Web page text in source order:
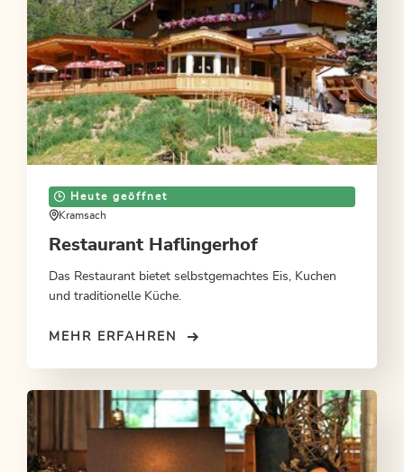
Heute geöffnet
Kramsach
Restaurant Haflingerhof
Das Restaurant bietet selbstgemachtes Eis, Kuchen
und traditionelle Küche.
MEHR ERFAHREN